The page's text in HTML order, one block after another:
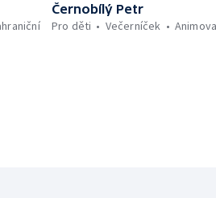
Černobílý Petr
Pro děti
Večerníček